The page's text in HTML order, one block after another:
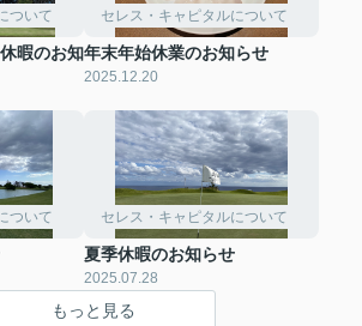
ついて
暇のお知
セレス・キャピタルについて
年末年始休業のお知らせ
2025.12.20
ついて セレス・キャピタルについて
夏季休暇のお知らせ
2025.07.28
もっと見る